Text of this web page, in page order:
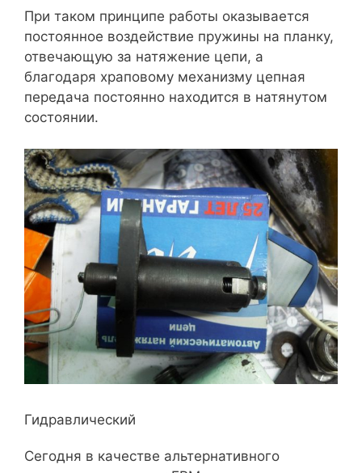
При таком принципе работы оказывается
постоянное воздействие пружины на планку,
отвечающую за натяжение цепи, а
благодаря храповому механизму цепная
передача постоянно находится в натянутом
состоянии.
Гидравлический
Сегодня в качестве альтернативного